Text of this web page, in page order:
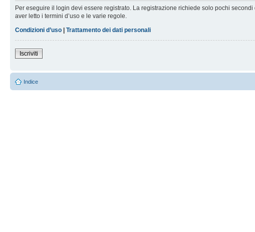
Per eseguire il login devi essere registrato. La registrazione richiede solo pochi
aver letto i termini d’uso e le varie regole.
Condizioni d’uso | Trattamento dei dati personali
Iscriviti
Indice